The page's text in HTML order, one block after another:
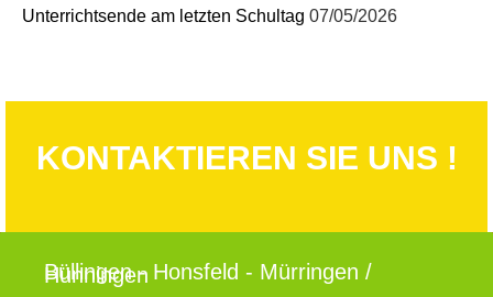
Unterrichtsende am letzten Schultag 07/05/2026
KONTAKTIEREN SIE UNS !
Büllingen - Honsfeld - Mürringen /
Hünningen